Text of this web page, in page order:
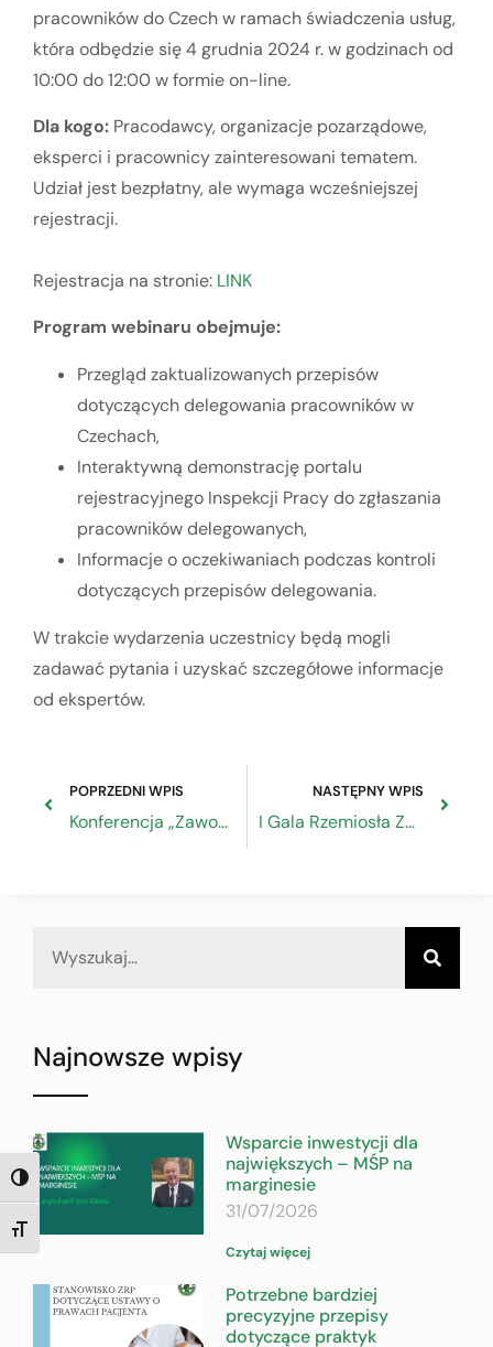
TOGGLE HIGH CONTRAST
TOGGLE FONT SIZE
pracowników do Czech w ramach świadczenia usług,
która odbędzie się 4 grudnia 2024 r. w godzinach od
10:00 do 12:00 w formie on-line.
Dla kogo: Pracodawcy, organizacje pozarządowe,
eksperci i pracownicy zainteresowani tematem.
Udział jest bezpłatny, ale wymaga wcześniejszej
rejestracji.
Rejestracja na stronie: LINK
Program webinaru obejmuje:
Przegląd zaktualizowanych przepisów
dotyczących delegowania pracowników w
Czechach,
Interaktywną demonstrację portalu
rejestracyjnego Inspekcji Pracy do zgłaszania
pracowników delegowanych,
Informacje o oczekiwaniach podczas kontroli
dotyczących przepisów delegowania.
W trakcie wydarzenia uczestnicy będą mogli
zadawać pytania i uzyskać szczegółowe informacje
od ekspertów.
POPRZEDNI WPIS
Konferencja „Zawody deficytowe – wyzwania, zagrożenia, rozwiązania”
NASTĘPNY WPIS
I Gala Rzemiosła Zachodniopomorskiego w Szczecinie
Najnowsze wpisy
Wsparcie inwestycji dla
największych – MŚP na
marginesie
31/07/2026
Czytaj więcej
Potrzebne bardziej
precyzyjne przepisy
dotyczące praktyk